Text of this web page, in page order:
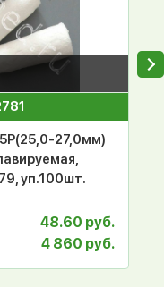
27,0мм)
уп.100шт.
48.60 руб.
4 860 руб.